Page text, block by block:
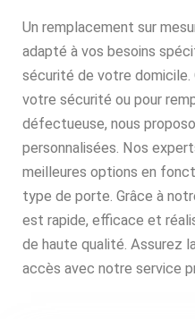
Un remplacement sur
adapté à vos besoins
sécurité de votre
votre sécurité ou pour
défectueuse, nous
personnalisées. Nos
meilleures options en
type de porte. Grâce à
est rapide, efficace et
de haute qualité. Assurez
accès avec notre service